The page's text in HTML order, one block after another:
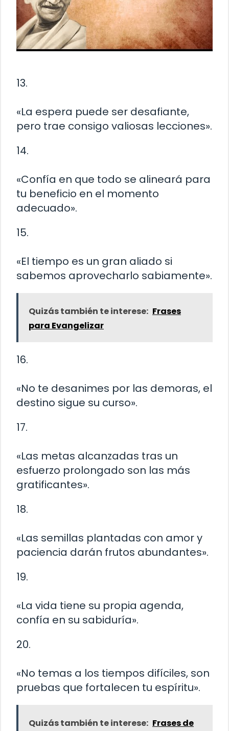
13.
«La espera puede ser desafiante,
pero trae consigo valiosas lecciones».
14.
«Confía en que todo se alineará para
tu beneficio en el momento
adecuado».
15.
«El tiempo es un gran aliado si
sabemos aprovecharlo sabiamente».
Quizás también te interese: Frases
para Evangelizar
16.
«No te desanimes por las demoras, el
destino sigue su curso».
17.
«Las metas alcanzadas tras un
esfuerzo prolongado son las más
gratificantes».
18.
«Las semillas plantadas con amor y
paciencia darán frutos abundantes».
19.
«La vida tiene su propia agenda,
confía en su sabiduría».
20.
«No temas a los tiempos difíciles, son
pruebas que fortalecen tu espíritu».
Quizás también te interese: Frases de